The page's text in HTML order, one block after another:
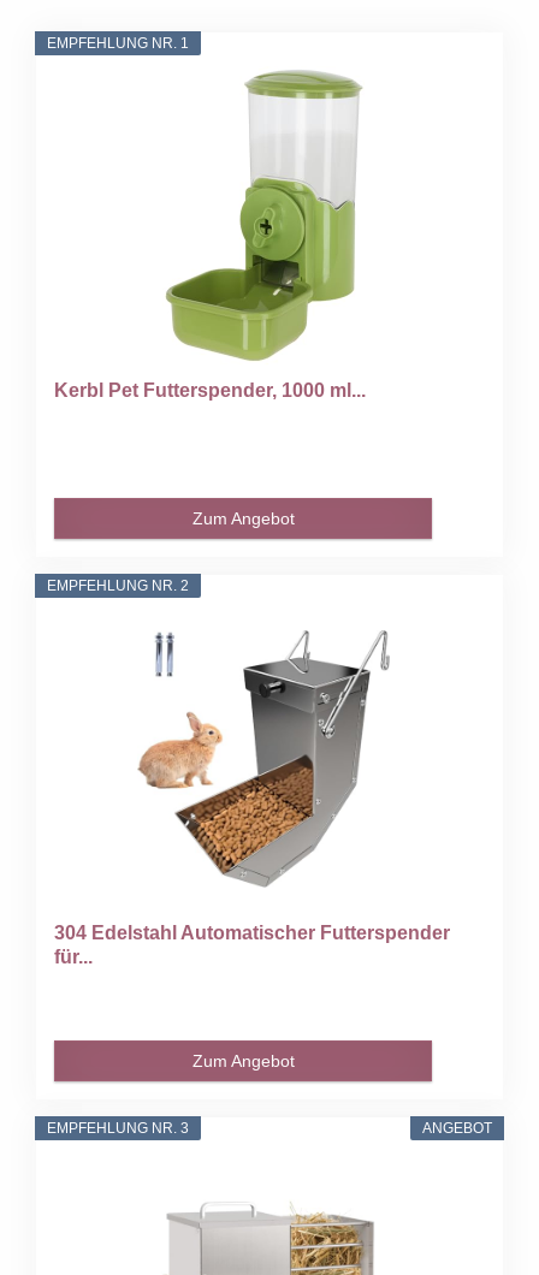
EMPFEHLUNG NR. 1
Kerbl Pet Futterspender, 1000 ml...
Zum Angebot
EMPFEHLUNG NR. 2
304 Edelstahl Automatischer Futterspender
für...
Zum Angebot
ANGEBOT
EMPFEHLUNG NR. 3